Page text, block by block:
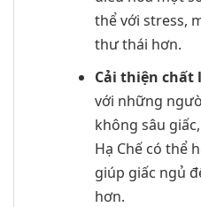
thể với stress,
thư thái hơn.
Cải thiện chất
với những
không sâu
Hạ Chế có thể
giúp giấc ngủ
hơn.